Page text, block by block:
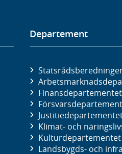
Departement
Finans­departementet
Klimat- och
Kultur­departementet
Landsbygds- och